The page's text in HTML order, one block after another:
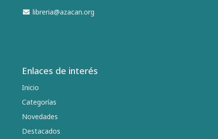
libreria@azacan.org
Enlaces de interés
Inicio
Categorías
Novedades
Destacados